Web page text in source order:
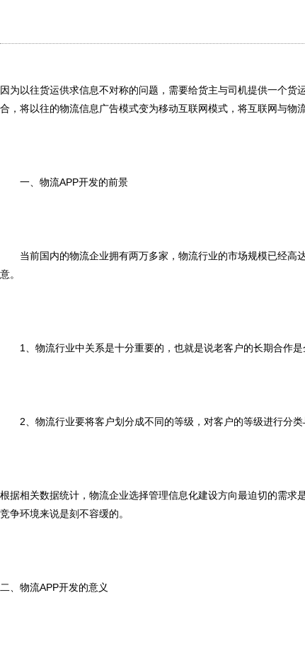
因为以往货运供求信息不对称的问题，需要给货主与司机提供一个
合，将以往的物流信息广告模式变为移动互联网模式，将互联网与物
一、物流APP开发的前景
当前国内的物流企业拥有两万多家，物流行业的市场规模已经高
意。
1、物流行业中关系是十分重要的，也就是说老客户的长期合作是
2、物流行业要将客户划分成不同的等级，对客户的等级进行分类
根据相关数据统计，物流企业选择管理信息化建设方向最迫切的需
竞争环境来说是刻不容缓的。
二、物流APP开发的意义